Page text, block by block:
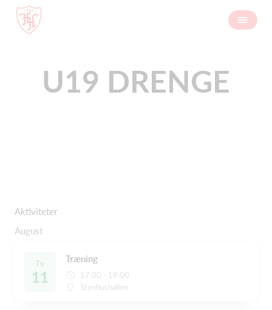
U19 DRENGE
Aktiviteter
August
Tir
11
Træning
17:00 - 19:00
Stenhushallen